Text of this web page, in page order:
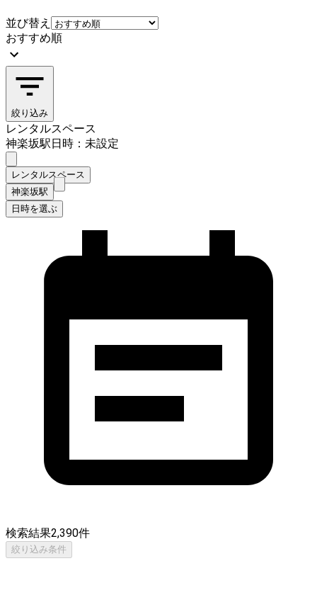
並び替え
おすすめ順
絞り込み
レンタルスペース
神楽坂駅日時：未設定
レンタルスペース
神楽坂駅
日時を選ぶ
検索結果2,390件
絞り込み条件